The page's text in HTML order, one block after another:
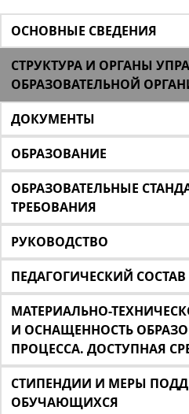
ОСНОВНЫЕ СВЕДЕНИЯ
СТРУКТУРА И ОРГАНЫ
ОБРАЗОВАТЕЛЬНОЙ
ДОКУМЕНТЫ
ОБРАЗОВАНИЕ
ОБРАЗОВАТЕЛЬНЫЕ
ТРЕБОВАНИЯ
РУКОВОДСТВО
ПЕДАГОГИЧЕСКИЙ СОСТАВ
МАТЕРИАЛЬНО-
И ОСНАЩЕННОСТЬ
ПРОЦЕССА. ДОСТУПНАЯ
СТИПЕНДИИ И МЕРЫ
ОБУЧАЮЩИХСЯ